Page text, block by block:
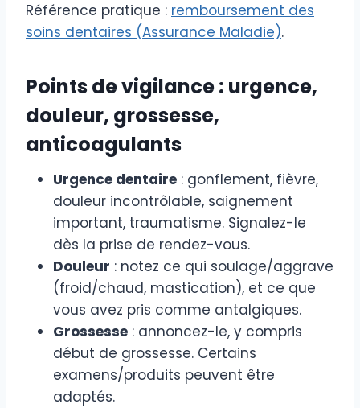
Référence pratique : remboursement des
soins dentaires (Assurance Maladie).
Points de vigilance : urgence,
douleur, grossesse,
anticoagulants
Urgence dentaire : gonflement, fièvre,
douleur incontrôlable, saignement
important, traumatisme. Signalez-le
dès la prise de rendez-vous.
Douleur : notez ce qui soulage/aggrave
(froid/chaud, mastication), et ce que
vous avez pris comme antalgiques.
Grossesse : annoncez-le, y compris
début de grossesse. Certains
examens/produits peuvent être
adaptés.